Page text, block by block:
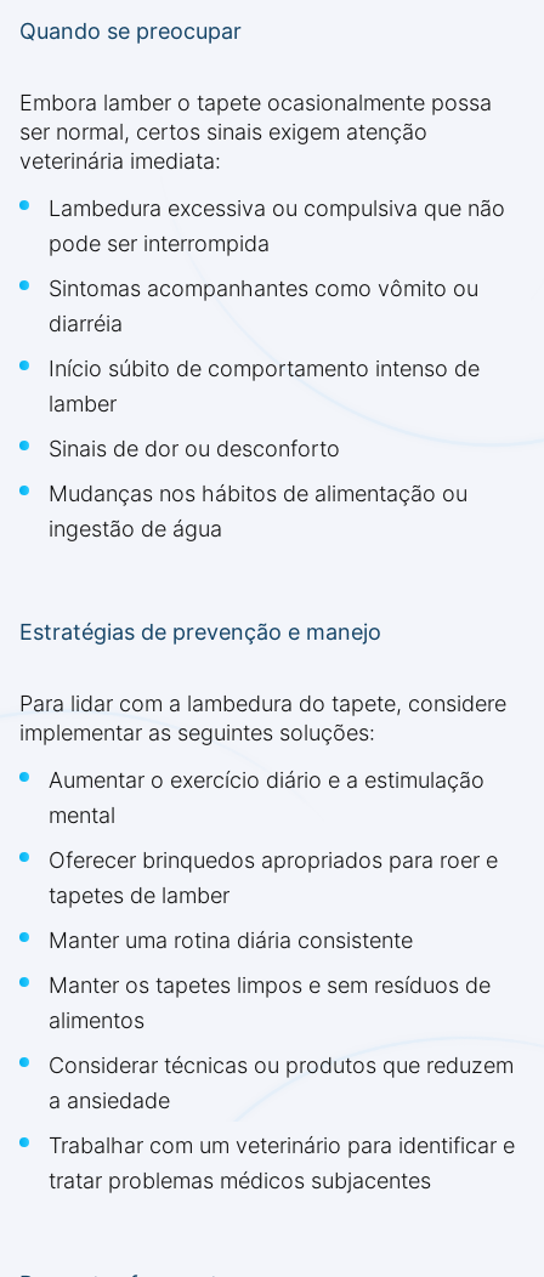
Quando se preocupar
Embora lamber o tapete ocasionalmente possa
ser normal, certos sinais exigem atenção
veterinária imediata:
Lambedura excessiva ou compulsiva que não
pode ser interrompida
Sintomas acompanhantes como vômito ou
diarréia
Início súbito de comportamento intenso de
lamber
Sinais de dor ou desconforto
Mudanças nos hábitos de alimentação ou
ingestão de água
Estratégias de prevenção e manejo
Para lidar com a lambedura do tapete, considere
implementar as seguintes soluções:
Aumentar o exercício diário e a estimulação
mental
Oferecer brinquedos apropriados para roer e
tapetes de lamber
Manter uma rotina diária consistente
Manter os tapetes limpos e sem resíduos de
alimentos
Considerar técnicas ou produtos que reduzem
a ansiedade
Trabalhar com um veterinário para identificar e
tratar problemas médicos subjacentes